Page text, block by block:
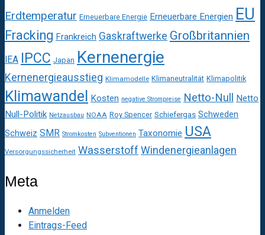
Erdtemperatur Erneuerbare Energie Erneuerbare Energien EU
Fracking Frankreich Gaskraftwerke Großbritannien
IEA IPCC Japan Kernenergie
Kernenergieausstieg Klimamodelle Klimaneutralität Klimapolitik
Klimawandel Kosten negative Strompreise Netto-Null
Netto
Null-Politik Netzausbau NOAA Roy Spencer Schiefergas Schweden
Schweiz SMR Stromkosten Subventionen Taxonomie USA
Versorgungssicherheit Wasserstoff Windenergieanlagen
Meta
Anmelden
Eintrags-Feed